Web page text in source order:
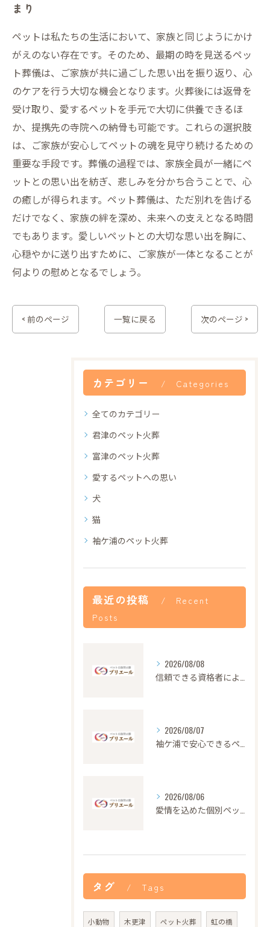
まり
ペットは私たちの生活において、家族と同じようにかけ
がえのない存在です。そのため、最期の時を見送るペッ
ト葬儀は、ご家族が共に過ごした思い出を振り返り、心
のケアを行う大切な機会となります。火葬後には返骨を
受け取り、愛するペットを手元で大切に供養できるほ
か、提携先の寺院への納骨も可能です。これらの選択肢
は、ご家族が安心してペットの魂を見守り続けるための
重要な手段です。葬儀の過程では、家族全員が一緒にペ
ットとの思い出を紡ぎ、悲しみを分かち合うことで、心
の癒しが得られます。ペット葬儀は、ただ別れを告げる
だけでなく、家族の絆を深め、未来への支えとなる時間
でもあります。愛しいペットとの大切な思い出を胸に、
心穏やかに送り出すために、ご家族が一体となることが
何よりの慰めとなるでしょう。
< 前のページ 一覧に戻る 次のページ >
カテゴリー Categories
全てのカテゴリー
君津のペット火葬
富津のペット火葬
愛するペットへの思い
犬
猫
袖ケ浦のペット火葬
最近の投稿
Recent
Posts
2026/08/08
2026/08/07
2026/08/06
タグ Tags
小動物 木更津 ペット火葬 虹の橋